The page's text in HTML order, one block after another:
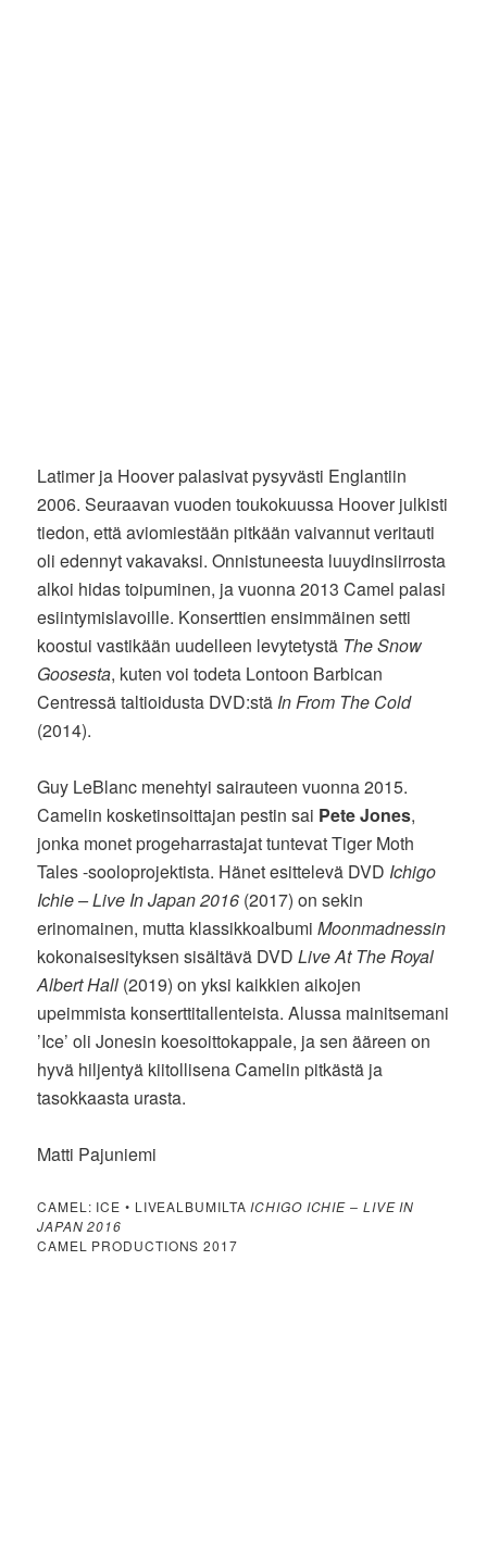
Latimer ja Hoover palasivat pysyvästi Englantiin
2006. Seuraavan vuoden toukokuussa Hoover julkisti
tiedon, että aviomiestään pitkään vaivannut veritauti
oli edennyt vakavaksi. Onnistuneesta luuydinsiirrosta
alkoi hidas toipuminen, ja vuonna 2013 Camel palasi
esiintymislavoille. Konserttien ensimmäinen setti
koostui vastikään uudelleen levytetystä The Snow
Goosesta, kuten voi todeta Lontoon Barbican
Centressä taltioidusta DVD:stä In From The Cold
(2014).
Guy LeBlanc menehtyi sairauteen vuonna 2015.
Camelin kosketinsoittajan pestin sai Pete Jones,
jonka monet progeharrastajat tuntevat Tiger Moth
Tales -sooloprojektista. Hänet esittelevä DVD Ichigo
Ichie – Live In Japan 2016 (2017) on sekin
erinomainen, mutta klassikkoalbumiMoonmadnessin
kokonaisesityksen sisältävä DVDLive At The Royal
Albert Hall (2019) on yksi kaikkien aikojen
upeimmista konserttitallenteista. Alussa mainitsemani
’Ice’ oli Jonesin koesoittokappale, ja sen ääreen on
hyvä hiljentyä kiitollisena Camelin pitkästä ja
tasokkaasta urasta.
Matti Pajuniemi
CAMEL: ICE • LIVEALBUMILTA ICHIGO ICHIE – LIVE IN
JAPAN 2016
CAMEL PRODUCTIONS 2017